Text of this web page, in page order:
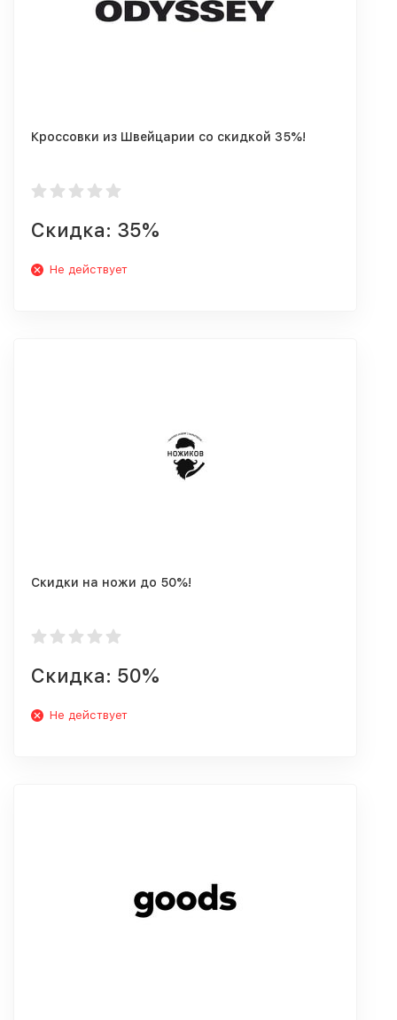
Кроссовки из Швейцарии со скидкой 35%!
Скидка: 35%
Не действует
Скидки на ножи до 50%!
Скидка: 50%
Не действует